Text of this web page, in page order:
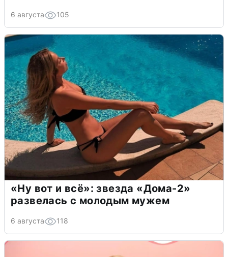
6 августа 105
«Ну вот и всё»: звезда «Дома-2»
развелась с молодым мужем
6 августа 118